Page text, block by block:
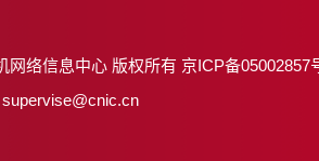
网络信息中心 版权所有 京ICP备05002857